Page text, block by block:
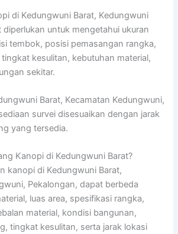
di Kedungwuni Barat, Kedungwuni
diperlukan untuk mengetahui ukuran
tembok, posisi pemasangan rangka,
kesulitan, kebutuhan material,
sekitar.
Barat, Kecamatan Kedungwuni,
survei disesuaikan dengan jarak
yang tersedia.
Kanopi di Kedungwuni Barat?
kanopi di Kedungwuni Barat,
Pekalongan, dapat berbeda
luas area, spesifikasi rangka,
material, kondisi bangunan,
tingkat kesulitan, serta jarak lokasi